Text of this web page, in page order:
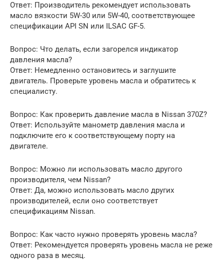
Ответ: Производитель рекомендует использовать
масло вязкости 5W-30 или 5W-40, соответствующее
спецификации API SN или ILSAC GF-5.
Вопрос: Что делать, если загорелся индикатор
давления масла?
Ответ: Немедленно остановитесь и заглушите
двигатель. Проверьте уровень масла и обратитесь к
специалисту.
Вопрос: Как проверить давление масла в Nissan 370Z?
Ответ: Используйте манометр давления масла и
подключите его к соответствующему порту на
двигателе.
Вопрос: Можно ли использовать масло другого
производителя, чем Nissan?
Ответ: Да, можно использовать масло других
производителей, если оно соответствует
спецификациям Nissan.
Вопрос: Как часто нужно проверять уровень масла?
Ответ: Рекомендуется проверять уровень масла не реже
одного раза в месяц.